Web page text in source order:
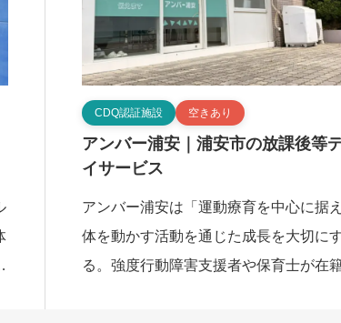
CDQ認証施設 空きあり
アンバー浦安｜浦安市の放課後等
イサービス
アンバー浦安は「運動療育を中心に据え
体を動かす活動を通じた成長を大切に
る。強度行動障害支援者や保育士が在